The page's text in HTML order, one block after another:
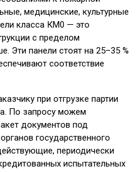
медицинские, культурные
класса КМ0 — это
с пределом
Эти панели стоят на 25–35 %
соответствие
при отгрузке партии
По запросу можем
документов под
государственного
периодически
испытательных